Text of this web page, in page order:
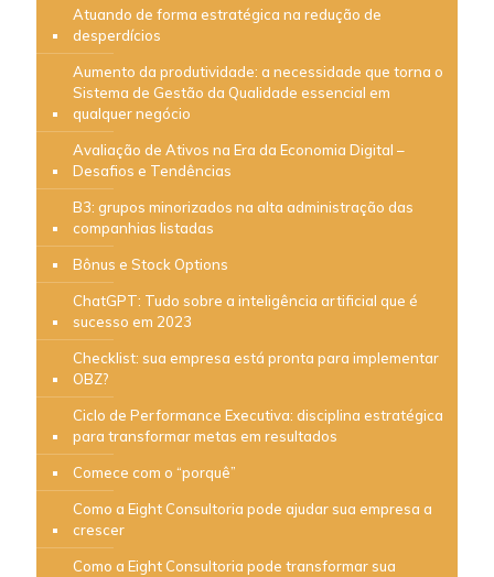
Atuando de forma estratégica na redução de
desperdícios
Aumento da produtividade: a necessidade que torna o
Sistema de Gestão da Qualidade essencial em
qualquer negócio
Avaliação de Ativos na Era da Economia Digital –
Desafios e Tendências
B3: grupos minorizados na alta administração das
companhias listadas
Bônus e Stock Options
ChatGPT: Tudo sobre a inteligência artificial que é
sucesso em 2023
Checklist: sua empresa está pronta para implementar
OBZ?
Ciclo de Performance Executiva: disciplina estratégica
para transformar metas em resultados
Comece com o “porquê”
Como a Eight Consultoria pode ajudar sua empresa a
crescer
Como a Eight Consultoria pode transformar sua